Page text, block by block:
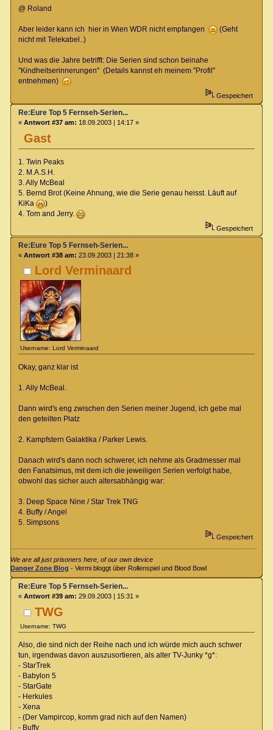
@ Roland
Aber leider kann ich hier in Wien WDR nicht empfangen
(Geht
nicht mit Telekabel..)
Und was die Jahre betrifft: Die Serien sind schon beinahe
"Kindheitserinnerungen" (Details kannst eh meinem "Profil"
entnehmen)
Gespeichert
Gast
Re:Eure Top 5 Fernseh-Serien...
« Antwort #37 am: 18.09.2003 | 14:17 »
1. Twin Peaks
2. M.A.S.H.
3. Ally McBeal
5. Bernd Brot (Keine Ahnung, wie die Serie genau heisst. Läuft auf
KiKa
)
4. Tom and Jerry.
Gespeichert
Lord Verminaard
Username: Lord Verminaard
Re:Eure Top 5 Fernseh-Serien...
« Antwort #38 am: 23.09.2003 | 21:38 »
Okay, ganz klar ist
1. Ally McBeal.
Dann wird's eng zwischen den Serien meiner Jugend, ich gebe mal
den geteilten Platz
2. Kampfstern Galaktika / Parker Lewis.
Danach wird's dann noch schwerer, ich nehme als Gradmesser mal
den Fanatsimus, mit dem ich die jeweiligen Serien verfolgt habe,
obwohl das sicher auch altersabhängig war:
3. Deep Space Nine / Star Trek TNG
4. Buffy / Angel
5. Simpsons
Gespeichert
We are all just prisoners here, of our own device
Danger Zone Blog - Vermi bloggt über Rollenspiel und Blood Bowl
TWG
Username: TWG
Re:Eure Top 5 Fernseh-Serien...
« Antwort #39 am: 29.09.2003 | 15:31 »
Also, die sind nich der Reihe nach und ich würde mich auch schwer
tun, irgendwas davon auszusortieren, als alter TV-Junky *g*:
- StarTrek
- Babylon 5
- StarGate
- Herkules
- Xena
- (Der Vampircop, komm grad nich auf den Namen)
- Buffy